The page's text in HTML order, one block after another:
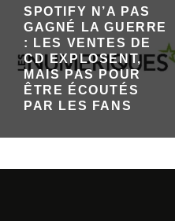
SPOTIFY N’A PAS
GAGNÉ LA GUERRE
: LES VENTES DE
CD EXPLOSENT,
MAIS PAS POUR
ÊTRE ÉCOUTÉS
PAR LES FANS